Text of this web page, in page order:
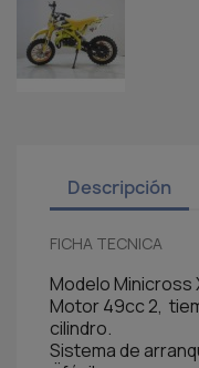
Descripción
FICHA TECNICA
Modelo Minicross
Motor 49cc 2,
cilindro.
Sistema de